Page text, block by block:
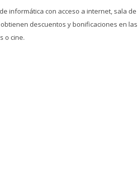
informática con acceso a internet, sala de
descuentos y bonificaciones en las
o cine.